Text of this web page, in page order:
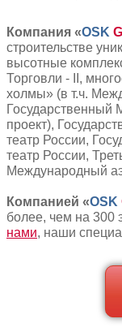
Компания «OSK
строительстве
высотные
Торговли - II,
холмы» (в т.ч.
Государственный
проект),
театр России,
театр России,
Международный
Компанией «OSK
более, чем на 300
нами, наши